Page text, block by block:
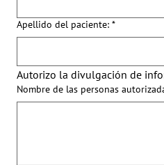
Apellido del paciente: *
Autorizo la divulgación de
Nombre de las personas